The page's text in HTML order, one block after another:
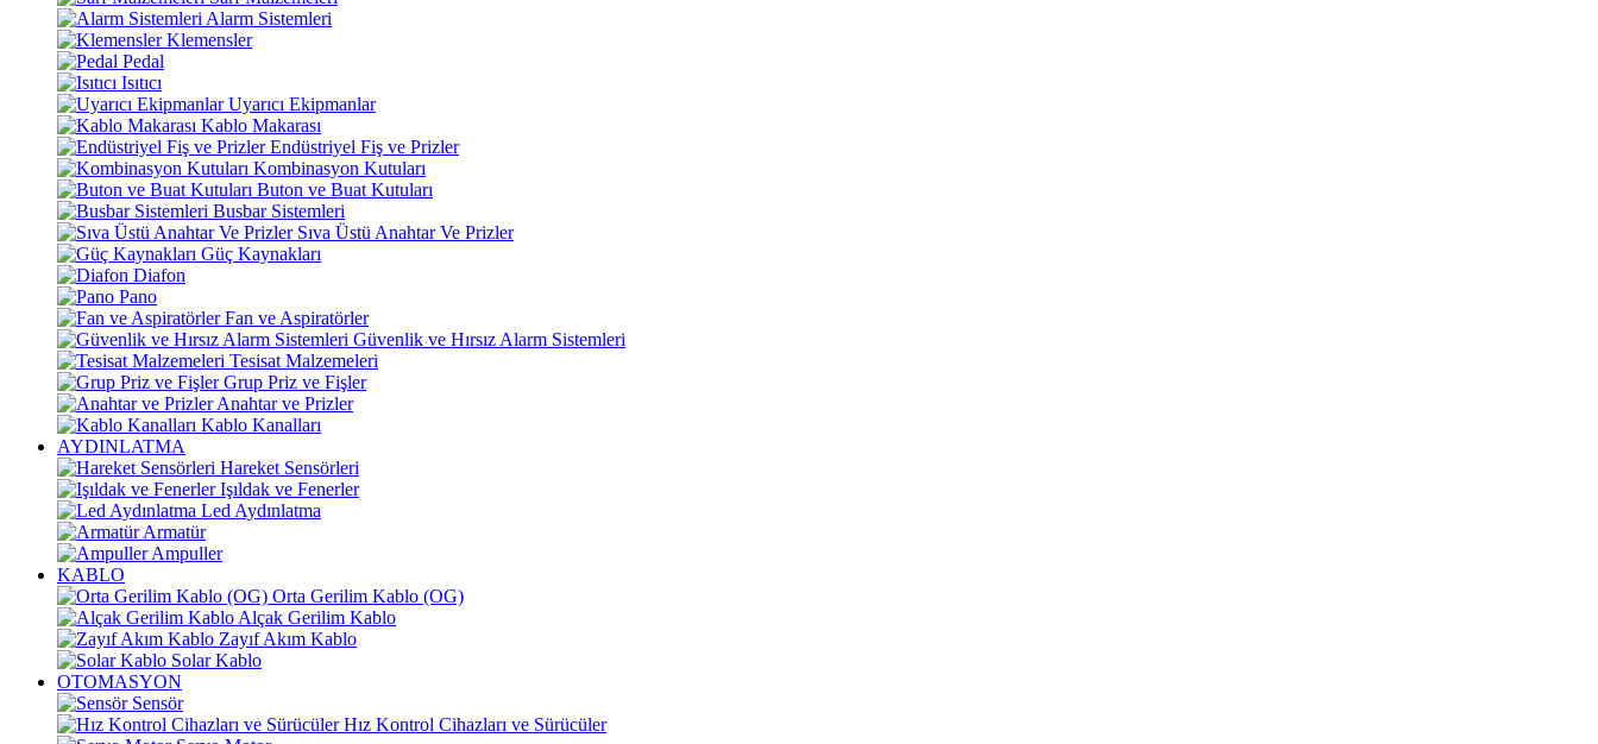
Alarm Sistemleri
Klemensler
Pedal
Isıtıcı
Uyarıcı Ekipmanlar
Kablo Makarası
Endüstriyel Fiş ve Prizler
Kombinasyon Kutuları
Buton ve Buat Kutuları
Busbar Sistemleri
Sıva Üstü Anahtar Ve Prizler
Güç Kaynakları
Diafon
Pano
Fan ve Aspiratörler
Güvenlik ve Hırsız Alarm Sistemleri
Tesisat Malzemeleri
Grup Priz ve Fişler
Anahtar ve Prizler
Kablo Kanalları
AYDINLATMA
Hareket Sensörleri
Işıldak ve Fenerler
Led Aydınlatma
Armatür
Ampuller
KABLO
Orta Gerilim Kablo (OG)
Alçak Gerilim Kablo
Zayıf Akım Kablo
Solar Kablo
OTOMASYON
Sensör
Hız Kontrol Cihazları ve Sürücüler